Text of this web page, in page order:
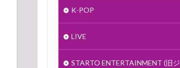
K-POP
LIVE
STARTO ENTERTAINMENT (旧ジ